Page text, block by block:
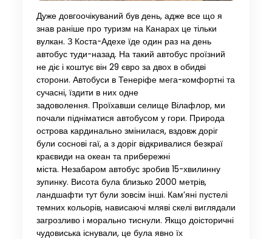
Дуже довгоочікуваний був день, адже все що я
знав раніше про туризм на Канарах це тільки
вулкан. З Коста-Адехе їде один раз на день
автобус туди-назад. На такий автобус проїзний
не діє і коштує він 29 євро за двох в обидві
сторони. Автобуси в Тенеріфе мега-комфортні та
сучасні, їздити в них одне
задоволення. Проїхавши селище Вілафлор, ми
почали підніматися автобусом у гори. Природа
острова кардинально змінилася, вздовж доріг
були соснові гаї, а з доріг відкривалися безкраї
краєвиди на океан та прибережні
міста. Незабаром автобус зробив 15-хвилинну
зупинку. Висота була близько 2000 метрів,
ландшафти тут були зовсім інші. Кам’яні пустелі
темних кольорів, нависаючі мляві скелі виглядали
загрозливо і морально тиснули. Якщо доісторичні
чудовиська існували, це була явно їх